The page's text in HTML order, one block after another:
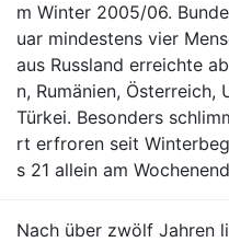
m Winter 2005/06.
uar mindestens vier
aus Russland erreichte
n, Rumänien, Österreich,
Türkei. Besonders
rt erfroren seit
s 21 allein am
Nach über zwölf Jahren